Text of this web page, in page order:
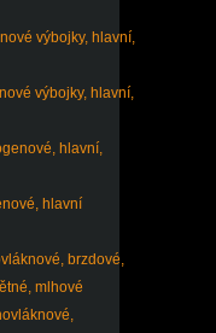
výbojky, hlavní,
výbojky, hlavní,
hlavní,
hlavní
brzdové,
mlhové